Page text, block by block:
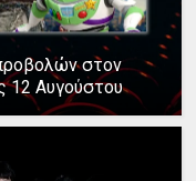
στον
12 Αυγούστου